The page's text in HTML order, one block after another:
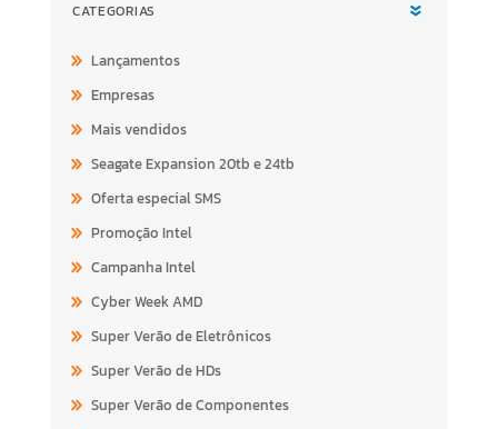
CATEGORIAS
Lançamentos
Empresas
Mais vendidos
Seagate Expansion 20tb e 24tb
Oferta especial SMS
Promoção Intel
Campanha Intel
Cyber Week AMD
Super Verão de Eletrônicos
Super Verão de HDs
Super Verão de Componentes